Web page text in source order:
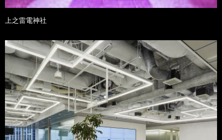
上之雷電神社